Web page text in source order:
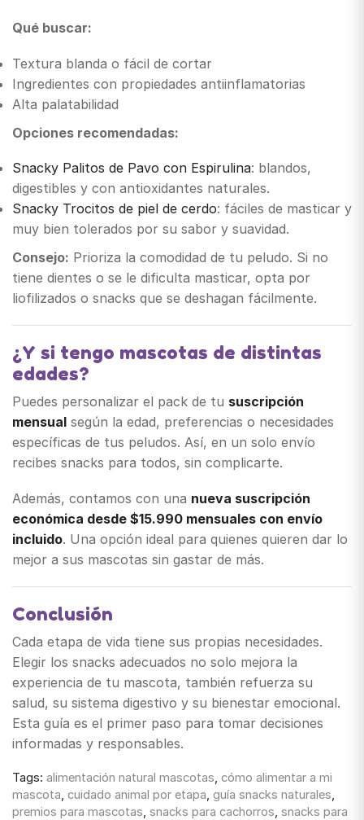
Qué buscar:
Textura blanda o fácil de cortar
Ingredientes con propiedades antiinflamatorias
Alta palatabilidad
Opciones recomendadas:
Snacky Palitos de Pavo con Espirulina: blandos,
digestibles y con antioxidantes naturales.
Snacky Trocitos de piel de cerdo: fáciles de masticar y
muy bien tolerados por su sabor y suavidad.
Consejo: Prioriza la comodidad de tu peludo. Si no
tiene dientes o se le dificulta masticar, opta por
liofilizados o snacks que se deshagan fácilmente.
¿Y si tengo mascotas de distintas
edades?
Puedes personalizar el pack de tu suscripción
mensual según la edad, preferencias o necesidades
específicas de tus peludos. Así, en un solo envío
recibes snacks para todos, sin complicarte.
Además, contamos con una nueva suscripción
económica desde $15.990 mensuales con envío
incluido. Una opción ideal para quienes quieren dar lo
mejor a sus mascotas sin gastar de más.
Conclusión
Cada etapa de vida tiene sus propias necesidades.
Elegir los snacks adecuados no solo mejora la
experiencia de tu mascota, también refuerza su
salud, su sistema digestivo y su bienestar emocional.
Esta guía es el primer paso para tomar decisiones
informadas y responsables.
Tags: alimentación natural mascotas cómo alimentar a mi
mascota cuidado animal por etapa guía snacks naturales
premios para mascotas snacks para cachorros snacks para